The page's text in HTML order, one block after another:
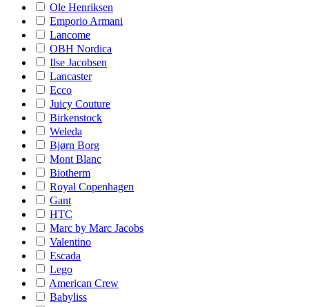
Ole Henriksen
Emporio Armani
Lancome
OBH Nordica
Ilse Jacobsen
Lancaster
Ecco
Juicy Couture
Birkenstock
Weleda
Bjørn Borg
Mont Blanc
Biotherm
Royal Copenhagen
Gant
HTC
Marc by Marc Jacobs
Valentino
Escada
Lego
American Crew
Babyliss